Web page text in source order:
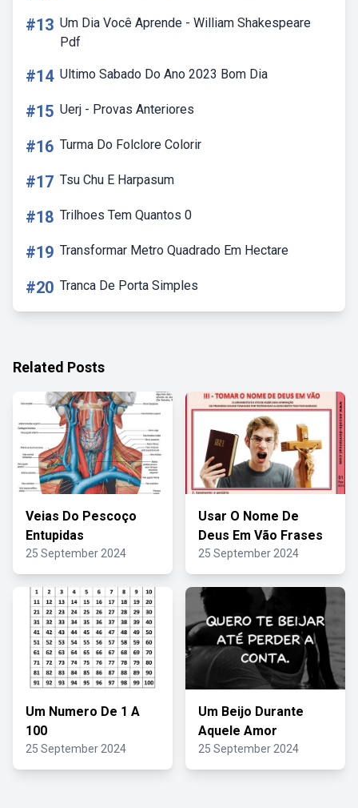
#13 Um Dia Você Aprende - William Shakespeare
Pdf
#14 Ultimo Sabado Do Ano 2023 Bom Dia
#15 Uerj - Provas Anteriores
#16 Turma Do Folclore Colorir
#17 Tsu Chu E Harpasum
#18 Trilhoes Tem Quantos 0
#19 Transformar Metro Quadrado Em Hectare
#20 Tranca De Porta Simples
Related Posts
Veias Do Pescoço
Entupidas
25 September 2024
Usar O Nome De
Deus Em Vão Frases
25 September 2024
Um Numero De 1 A
100
25 September 2024
Um Beijo Durante
Aquele Amor
25 September 2024